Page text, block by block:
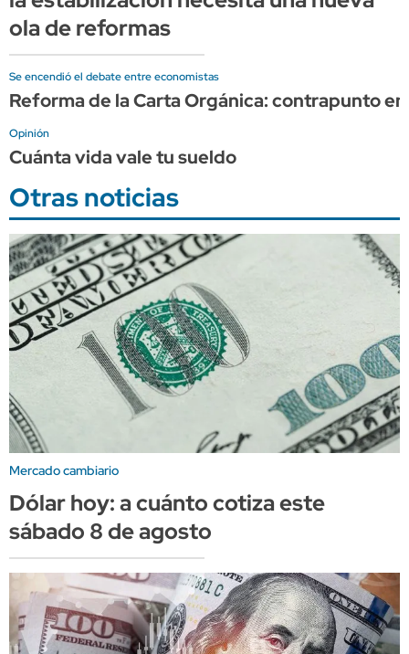
ola de reformas
Se encendió el debate entre economistas
Reforma de la Carta Orgánica: contrapunto
Opinión
Cuánta vida vale tu sueldo
Otras noticias
Mercado cambiario
Dólar hoy: a cuánto cotiza este
sábado 8 de agosto